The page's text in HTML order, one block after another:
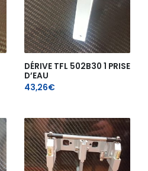
DÉRIVE TFL 502B30 1 PRISE
D’EAU
43,26€